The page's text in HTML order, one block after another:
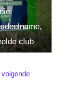
club
volgende